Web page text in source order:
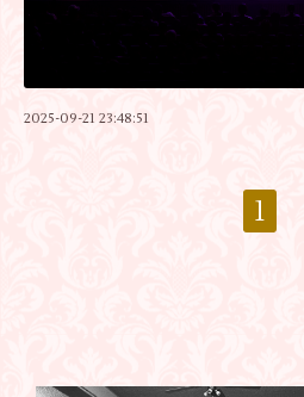
2025-09-21 23:48:51
1